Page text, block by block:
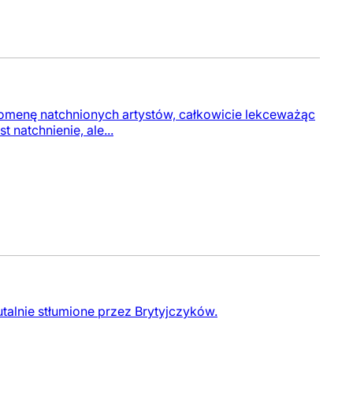
natchnionych artystów, całkowicie lekceważąc
natchnienie, ale...
stłumione przez Brytyjczyków.